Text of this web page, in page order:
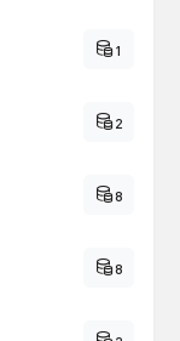
1
2
8
8